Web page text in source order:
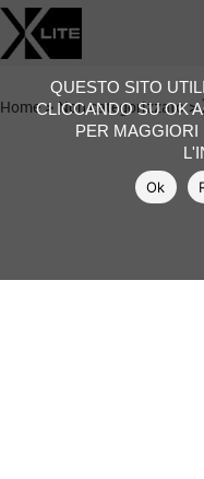
Home> Non categorizzato>
QUESTO SITO
CLICCANDO SU OK
PER MAGGIORI
Ok